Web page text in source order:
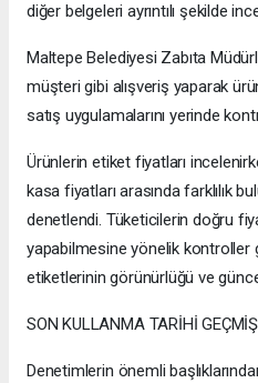
diğer belgeleri ayrıntılı şekilde
Maltepe Belediyesi Zabıta
müşteri gibi alışveriş yaparak
satış uygulamalarını yerinde
Ürünlerin etiket fiyatları
kasa fiyatları arasında farklılık
denetlendi. Tüketicilerin doğru
yapabilmesine yönelik kontroller
etiketlerinin görünürlüğü ve
SON KULLANMA TARİHİ
Denetimlerin önemli